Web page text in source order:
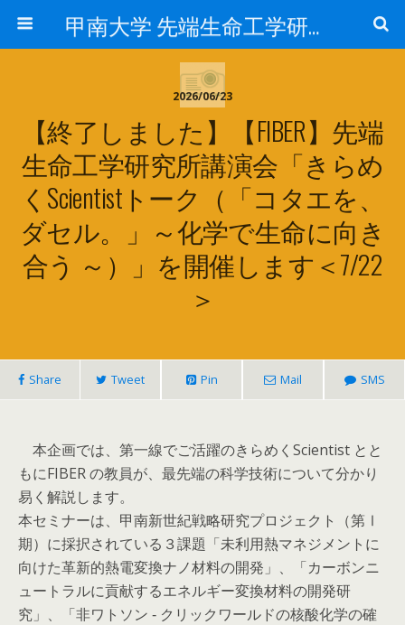
甲南大学 先端生命工学研究所
2026/06/23
【終了しました】【FIBER】先端
生命工学研究所講演会「きらめ
くScientistトーク（「コタエを、
ダセル。」～化学で生命に向き
合う ～）」を開催します＜7/22
＞
Share Tweet Pin Mail SMS
本企画では、第一線でご活躍のきらめくScientist とと
もにFIBER の教員が、最先端の科学技術について分かり
易く解説します。
本セミナーは、甲南新世紀戦略研究プロジェクト（第Ⅰ
期）に採択されている３課題「未利用熱マネジメントに
向けた革新的熱電変換ナノ材料の開発」、「カーボンニ
ュートラルに貢献するエネルギー変換材料の開発研
究」、「非ワトソン ‐ クリックワールドの核酸化学の確